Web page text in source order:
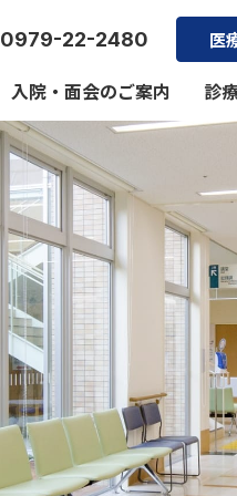
0979-22-2480 医
入院・面会のご案内 診